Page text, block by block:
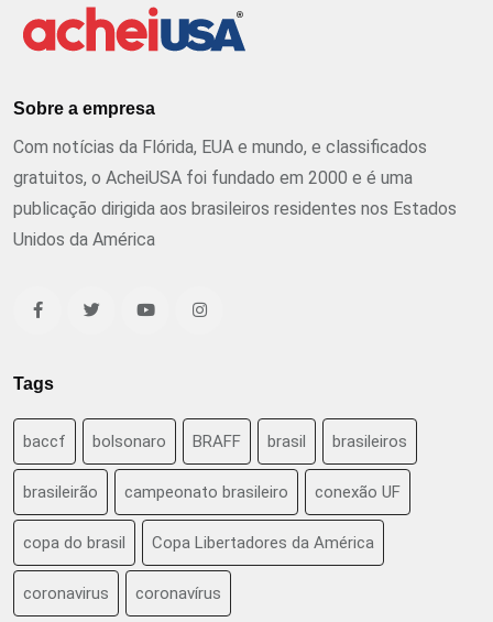
Sobre a empresa
Com notícias da Flórida, EUA e mundo, e classificados
gratuitos, o AcheiUSA foi fundado em 2000 e é uma
publicação dirigida aos brasileiros residentes nos Estados
Unidos da América
Tags
baccf bolsonaro BRAFF brasil brasileiros
brasileirão campeonato brasileiro conexão UF
copa do brasil Copa Libertadores da América
coronavirus coronavírus